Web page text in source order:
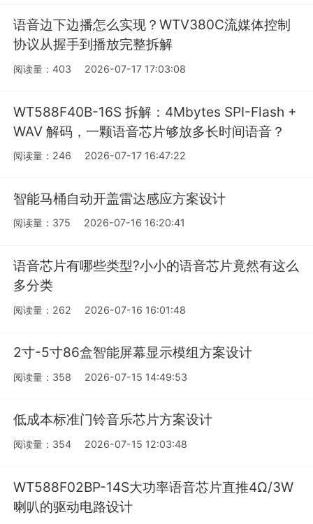
语音边下边播怎么实现？WTV380C流媒体控制
协议从握手到播放完整拆解
阅读量：403 2026-07-17 17:03:08
WT588F40B-16S 拆解：4Mbytes SPI-Flash +
WAV 解码，一颗语音芯片够放多长时间语音？
阅读量：246 2026-07-17 16:47:22
智能马桶自动开盖雷达感应方案设计
阅读量：375 2026-07-16 16:20:41
语音芯片有哪些类型?小小的语音芯片竟然有这么
多分类
阅读量：262 2026-07-16 16:01:48
2寸-5寸86盒智能屏幕显示模组方案设计
阅读量：358 2026-07-15 14:49:53
低成本标准门铃音乐芯片方案设计
阅读量：354 2026-07-15 12:03:48
WT588F02BP-14S大功率语音芯片直推4Ω/3W
喇叭的驱动电路设计